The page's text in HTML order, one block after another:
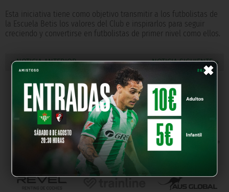
×
Esta iniciativa tiene como objetivo transmitir a los futbolistas de
la Escuela Betis los valores del Club e inspirarlos para seguir
creciendo y convertirse en futbolistas de primer nivel como ellos.
« NOTICIA ANTERIOR NOTICIA SIGUIENTE »
NUESTROS PARTNERS